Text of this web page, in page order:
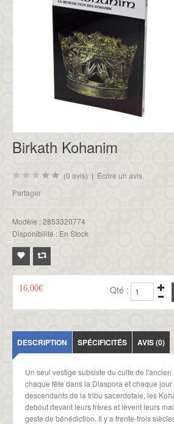
Birkath Kohanim
(0 avis) | Écrire un avis
Partager
Modèle :2853320774
Disponibilité : En Stock
16,00€ Qté :
DESCRIPTION SPÉCIFICITÉS AVIS (0)
Un seul vestige subsiste du culte de l'ancien
chaque fête dans la Diaspora et chaque
descendants de la tribu sacerdotale, les
debout devant leurs frères et lèvent leurs
geste de bénédiction. Il y a trente-trois